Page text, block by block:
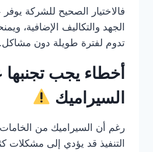
فالاختيار الصحيح للشركة
الجهد والتكاليف الإضافية،
تدوم لفترة طويلة دون مشاكل.
أخطاء يجب تجنبها
السيراميك
رغم أن السيراميك من الخامات
التنفيذ قد يؤدي إلى مشكلات